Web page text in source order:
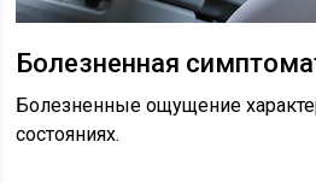
Болезненная
Болезненные ощущение
состояниях.